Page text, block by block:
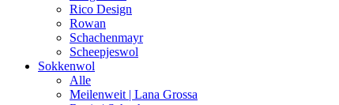
Rico Design
Rowan
Schachenmayr
Scheepjeswol
Sokkenwol
Alle
Meilenweit | Lana Grossa